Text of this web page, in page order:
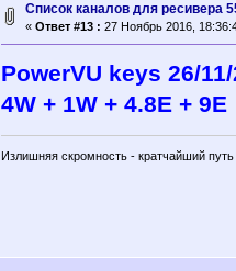
Cписок каналов для ресивера
« Ответ #13 : 27 Ноябрь 2016,
PowerVU keys 26/
4W + 1W + 4.8E + 9E
Излишняя скромность - кратчайший путь